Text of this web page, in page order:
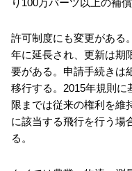
り100万バーツ以上の補
許可制度にも変更がある
年に延長され、更新は期
要がある。申請手続きは
移行する。2015年規則に
限までは従来の権利を維
に該当する飛行を行う場
る。